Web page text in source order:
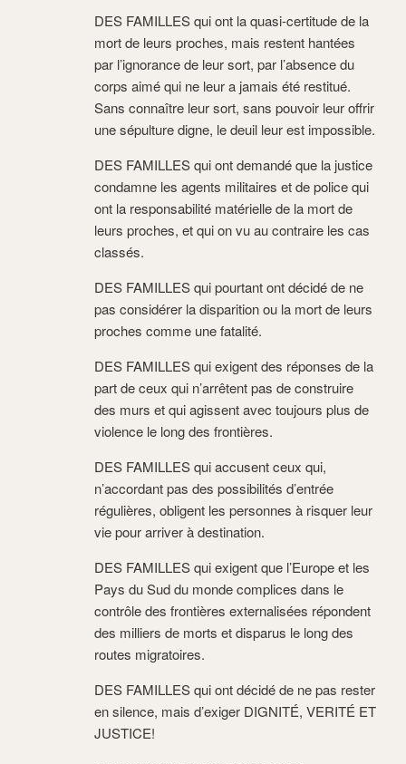
DES FAMILLES qui ont la quasi-certitude de la
mort de leurs proches, mais restent hantées
par l’ignorance de leur sort, par l’absence du
corps aimé qui ne leur a jamais été restitué.
Sans connaître leur sort, sans pouvoir leur offrir
une sépulture digne, le deuil leur est impossible.
DES FAMILLES qui ont demandé que la justice
condamne les agents militaires et de police qui
ont la responsabilité matérielle de la mort de
leurs proches, et qui on vu au contraire les cas
classés.
DES FAMILLES qui pourtant ont décidé de ne
pas considérer la disparition ou la mort de leurs
proches comme une fatalité.
DES FAMILLES qui exigent des réponses de la
part de ceux qui n’arrêtent pas de construire
des murs et qui agissent avec toujours plus de
violence le long des frontières.
DES FAMILLES qui accusent ceux qui,
n’accordant pas des possibilités d’entrée
régulières, obligent les personnes à risquer leur
vie pour arriver à destination.
DES FAMILLES qui exigent que l’Europe et les
Pays du Sud du monde complices dans le
contrôle des frontières externalisées répondent
des milliers de morts et disparus le long des
routes migratoires.
DES FAMILLES qui ont décidé de ne pas rester
en silence, mais d’exiger DIGNITÉ, VERITÉ ET
JUSTICE!